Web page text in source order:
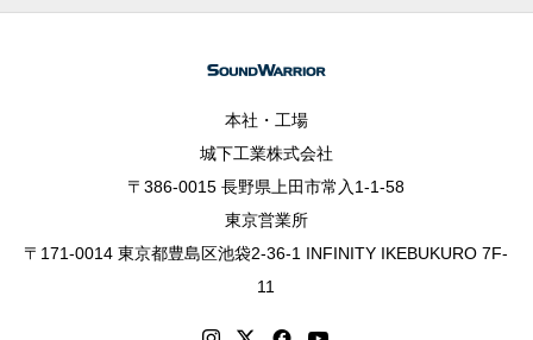
本社・工場
城下工業株式会社
〒386-0015 長野県上田市常入1-1-58
東京営業所
〒171-0014 東京都豊島区池袋2-36-1 INFINITY IKEBUKURO 7F-
11